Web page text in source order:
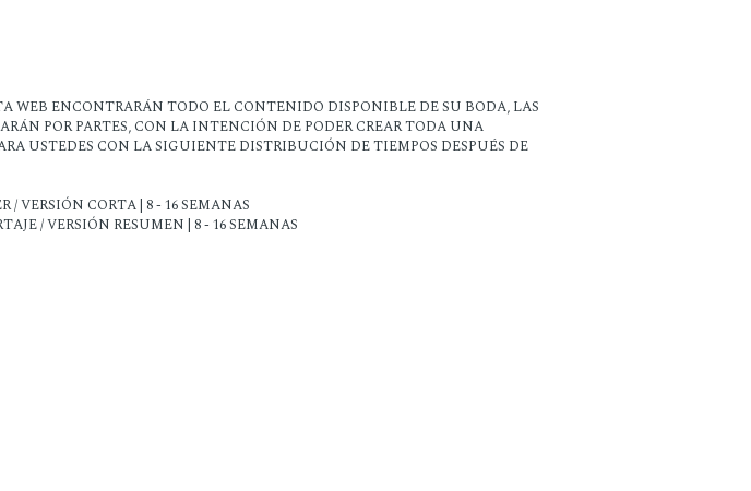
WEB ENCONTRARÁN TODO EL CONTENIDO DISPONIBLE DE SU BODA, LAS
POR PARTES, CON LA INTENCIÓN DE PODER CREAR TODA UNA
USTEDES CON LA SIGUIENTE DISTRIBUCIÓN DE TIEMPOS DESPUÉS DE
/ VERSIÓN CORTA | 8 - 16 SEMANAS
/ VERSIÓN RESUMEN | 8 - 16 SEMANAS